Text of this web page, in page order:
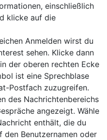
einschließlich
klicke auf die
Anmelden wirst du
sehen. Klicke dann
der oberen rechten Ecke
ist eine Sprechblase
Postfach zuzugreifen.
des Nachrichtenbereichs
angezeigt. Wähle
enthält, die du
den Benutzernamen oder